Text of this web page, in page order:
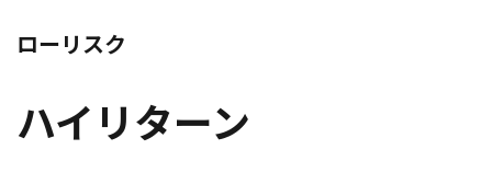
ローリスク
ハイリターン